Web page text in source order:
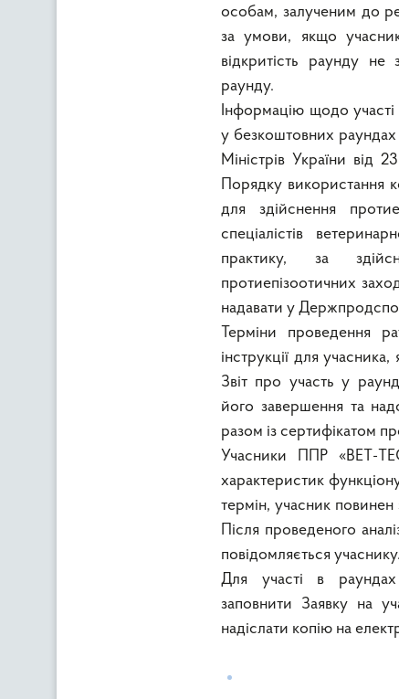
особам, залученим до
за умови, якщо
відкритість раунду
раунду.
Інформацію щодо
у безкоштовних
Міністрів України
Порядку використання
для здійснення
спеціалістів
практику, за
протиепізоотичних
надавати у
Терміни проведення
інструкції для
Звіт про участь у
його завершення та
разом із сертифікатом
Учасники ППР «ВЕТ-
характеристик
термін, учасник
Після проведеного
повідомляється учаснику.
Для участі в
заповнити Заявку на
надіслати копію на